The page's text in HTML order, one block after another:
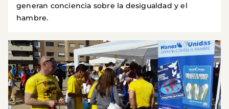
generan conciencia sobre la desigualdad y el
hambre.